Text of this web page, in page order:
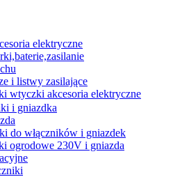
elektryczne
i listwy zasilające
wtyczki akcesoria elektryczne
i gniazdka
do włączników i gniazdek
ogrodowe 230V i gniazda